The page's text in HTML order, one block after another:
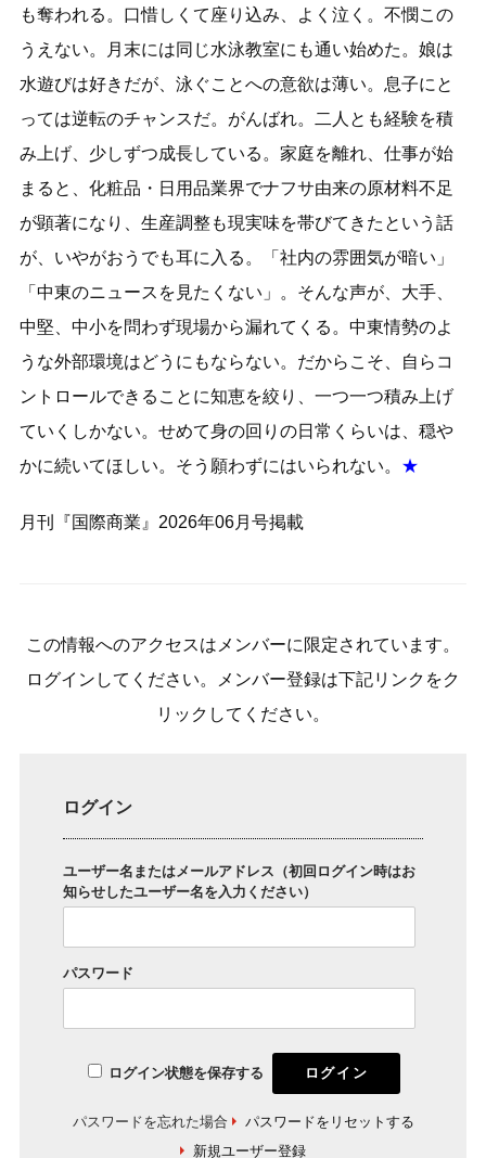
も奪われる。口惜しくて座り込み、よく泣く。不憫この
うえない。月末には同じ水泳教室にも通い始めた。娘は
水遊びは好きだが、泳ぐことへの意欲は薄い。息子にと
っては逆転のチャンスだ。がんばれ。二人とも経験を積
み上げ、少しずつ成長している。家庭を離れ、仕事が始
まると、化粧品・日用品業界でナフサ由来の原材料不足
が顕著になり、生産調整も現実味を帯びてきたという話
が、いやがおうでも耳に入る。「社内の雰囲気が暗い」
「中東のニュースを見たくない」。そんな声が、大手、
中堅、中小を問わず現場から漏れてくる。中東情勢のよ
うな外部環境はどうにもならない。だからこそ、自らコ
ントロールできることに知恵を絞り、一つ一つ積み上げ
ていくしかない。せめて身の回りの日常くらいは、穏や
かに続いてほしい。そう願わずにはいられない。 ★
月刊『国際商業』2026年06月号掲載
この情報へのアクセスはメンバーに限定されています。
ログインしてください。メンバー登録は下記リンクをク
リックしてください。
ログイン
ユーザー名またはメールアドレス（初回ログイン時はお
知らせしたユーザー名を入力ください）
パスワード
ログイン状態を保存する
パスワードを忘れた場合
パスワードをリセットする
新規ユーザー登録